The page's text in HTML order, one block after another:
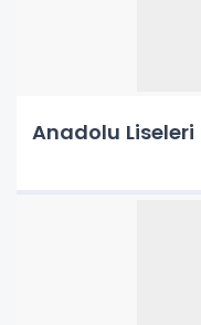
Anadolu Liseleri